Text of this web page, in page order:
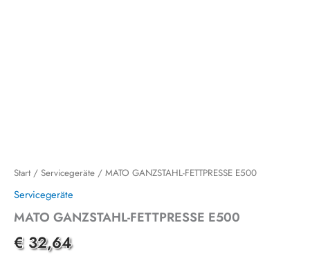
Start / Servicegeräte / MATO GANZSTAHL-FETTPRESSE E500
Servicegeräte
MATO GANZSTAHL-FETTPRESSE E500
€32,64